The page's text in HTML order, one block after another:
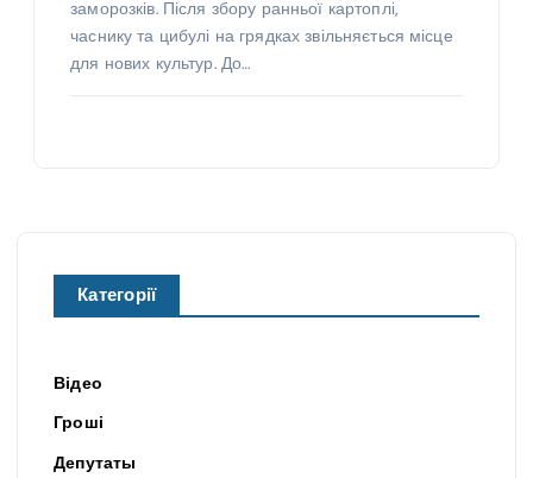
заморозків. Після збору ранньої картоплі,
часнику та цибулі на грядках звільняється місце
для нових культур. До…
Категорії
Відео
Гроші
Депутаты